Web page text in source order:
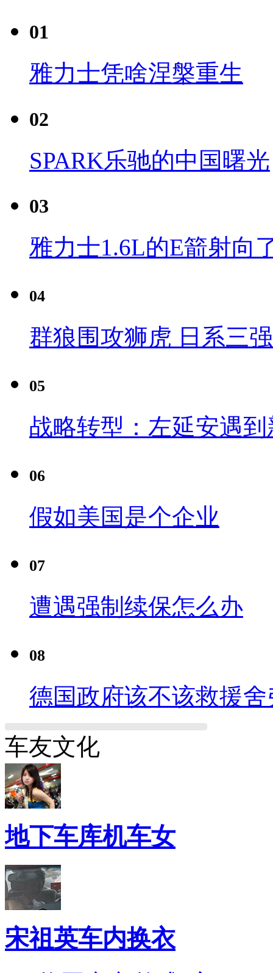
01
雅力士凭啥涅槃重生
02
SPARK乐驰的中国曙光
03
雅力士1.6L的E箭射向
04
群狼围攻狮虎 日系三
05
战略转型：左延安遇
06
假如美国是个企业
07
遭遇强制续保怎么办
08
德国政府该不该救援舍
车友文化
地下车库机车女
宋祖英车内换衣